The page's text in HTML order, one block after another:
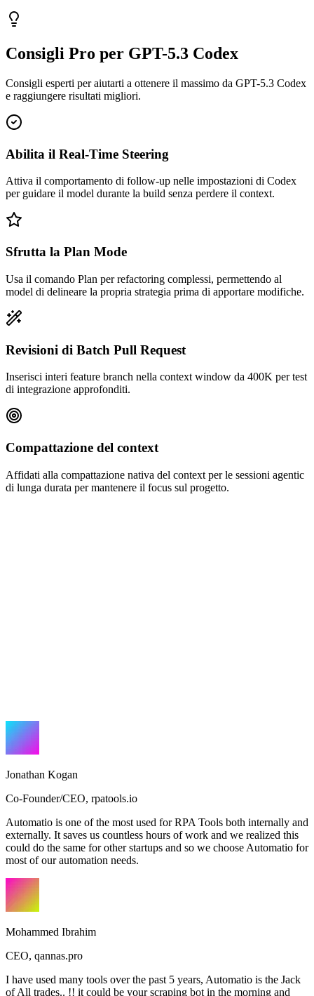
Consigli Pro per GPT-5.3 Codex
Consigli esperti per aiutarti a ottenere il massimo da GPT-5.3 Codex
e raggiungere risultati migliori.
Abilita il Real-Time Steering
Attiva il comportamento di follow-up nelle impostazioni di Codex
per guidare il model durante la build senza perdere il context.
Sfrutta la Plan Mode
Usa il comando Plan per refactoring complessi, permettendo al
model di delineare la propria strategia prima di apportare modifiche.
Revisioni di Batch Pull Request
Inserisci interi feature branch nella context window da 400K per test
di integrazione approfonditi.
Compattazione del context
Affidati alla compattazione nativa del context per le sessioni agentic
di lunga durata per mantenere il focus sul progetto.
Jonathan Kogan
Co-Founder/CEO, rpatools.io
Automatio is one of the most used for RPA Tools both internally and
externally. It saves us countless hours of work and we realized this
could do the same for other startups and so we choose Automatio for
most of our automation needs.
Mohammed Ibrahim
CEO, qannas.pro
I have used many tools over the past 5 years, Automatio is the Jack
of All trades.. !! it could be your scraping bot in the morning and